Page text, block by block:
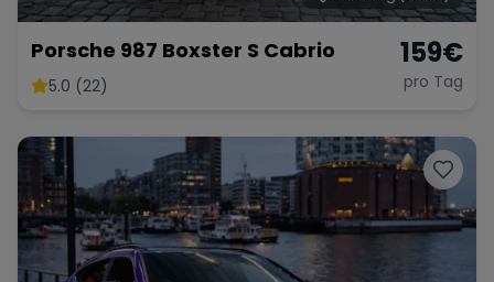
Porsche 987 Boxster S Cabrio
5.0 (22)
159€
pro Tag